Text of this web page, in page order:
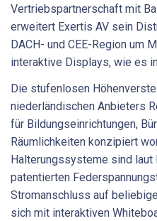
Vertriebspartnerschaft mit
erweitert Exertis AV sein
DACH- und CEE-Region um
interaktive Displays, wie es
Die stufenlosen
niederländischen Anbieters
für Bildungseinrichtungen,
Räumlichkeiten konzipiert
Halterungssysteme sind laut
patentierten
Stromanschluss auf
sich mit interaktiven